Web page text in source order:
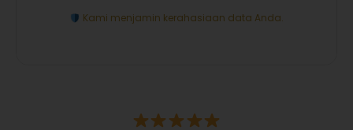
Kami menjamin kerahasiaan data Anda.